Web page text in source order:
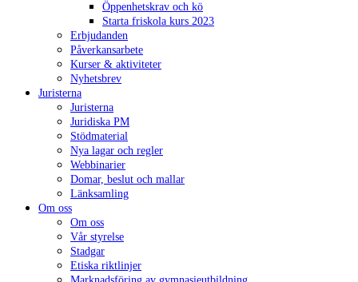
Öppenhetskrav och kö
Starta friskola kurs 2023
Erbjudanden
Påverkansarbete
Kurser & aktiviteter
Nyhetsbrev
Juristerna
Juristerna
Juridiska PM
Stödmaterial
Nya lagar och regler
Webbinarier
Domar, beslut och mallar
Länksamling
Om oss
Om oss
Vår styrelse
Stadgar
Etiska riktlinjer